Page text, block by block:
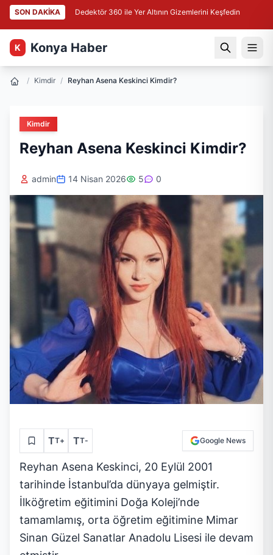
SON DAKİKA Dedektör 360 ile Yer Altının Gizemlerini Keşfedin
K Konya Haber
/ Kimdir / Reyhan Asena Keskinci Kimdir?
Kimdir
Reyhan Asena Keskinci Kimdir?
admin 14 Nisan 2026 5 0
TT+ TT- Google News
Reyhan Asena Keskinci, 20 Eylül 2001
tarihinde İstanbul’da dünyaya gelmiştir.
İlköğretim eğitimini Doğa Koleji’nde
tamamlamış, orta öğretim eğitimine Mimar
Sinan Güzel Sanatlar Anadolu Lisesi ile devam